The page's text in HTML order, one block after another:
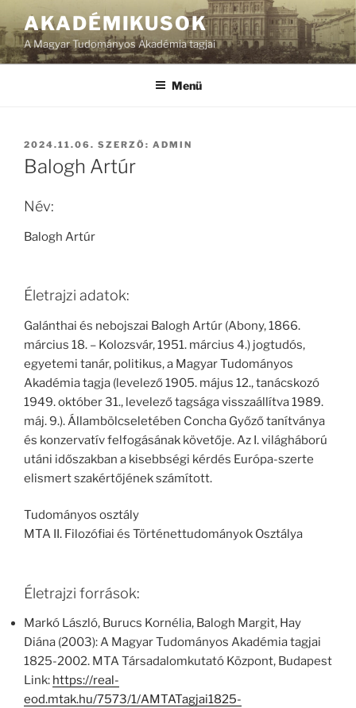
AKADÉMIKUSOK
A Magyar Tudományos Akadémia tagjai
Menü
BEKÜLDVE:
2024.11.06. SZERZŐ: ADMIN
Balogh Artúr
Név:
Balogh Artúr
Életrajzi adatok:
Galánthai és nebojszai Balogh Artúr (Abony, 1866.
március 18. – Kolozsvár, 1951. március 4.) jogtudós,
egyetemi tanár, politikus, a Magyar Tudományos
Akadémia tagja (levelező 1905. május 12., tanácskozó
1949. október 31., levelező tagsága visszaállítva 1989.
máj. 9.). Állambölcseletében Concha Győző tanítványa
és konzervatív felfogásának követője. Az I. világháború
utáni időszakban a kisebbségi kérdés Európa-szerte
elismert szakértőjének számított.
Tudományos osztály
MTA II. Filozófiai és Történettudományok Osztálya
Életrajzi források:
Markó László, Burucs Kornélia, Balogh Margit, Hay
Diána (2003): A Magyar Tudományos Akadémia tagjai
1825-2002. MTA Társadalomkutató Központ, Budapest
Link: https://real-
eod.mtak.hu/7573/1/AMTATagjai1825-